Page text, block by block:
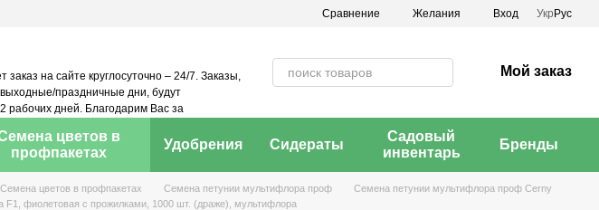
Сравнение Желания Вход Укр Рус
на сайте круглосуточно – 24/7. Заказы,
праздничные дни, будут
рабочих дней. Благодарим Вас за
Мой заказ
цветов в
профпакетах
Удобрения Сидераты
Садовый
инвентарь
Бренды
Семена цветов в профпакетах Семена петунии мультифлора проф
Семена петунии мультифлора проф Cerny
F1, фиолетовая с прожилками, 1000 шт. (драже), мультифлора